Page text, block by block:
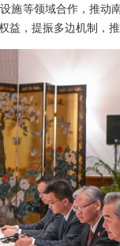
施等领域合作，推动
，提振多边机制，推